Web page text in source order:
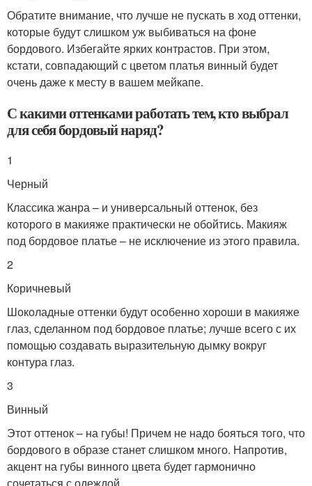
Обратите внимание, что лучше не пускать в ход оттенки,
которые будут слишком уж выбиваться на фоне
бордового. Избегайте ярких контрастов. При этом,
кстати, совпадающий с цветом платья винный будет
очень даже к месту в вашем мейкапе.
С какими оттенками работать тем, кто выбрал
для себя бордовый наряд?
1
Черный
Классика жанра – и универсальный оттенок, без
которого в макияже практически не обойтись. Макияж
под бордовое платье – не исключение из этого правила.
2
Коричневый
Шоколадные оттенки будут особенно хороши в макияже
глаз, сделанном под бордовое платье; лучше всего с их
помощью создавать выразительную дымку вокруг
контура глаз.
3
Винный
Этот оттенок – на губы! Причем не надо бояться того, что
бордового в образе станет слишком много. Напротив,
акцент на губы винного цвета будет гармонично
сочетаться с одеждой.